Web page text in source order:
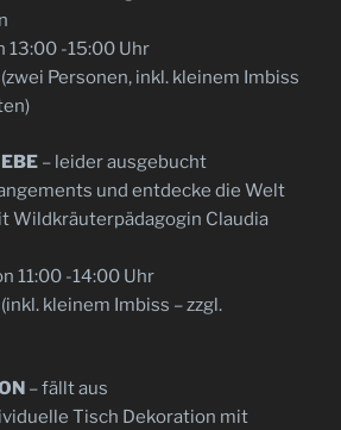
13:00 -15:00 Uhr
Personen, inkl. kleinem Imbiss
– leider ausgebucht
und entdecke die Welt
Wildkräuterpädagogin Claudia
11:00 -14:00 Uhr
kleinem Imbiss – zzgl.
– fällt aus
Tisch Dekoration mit